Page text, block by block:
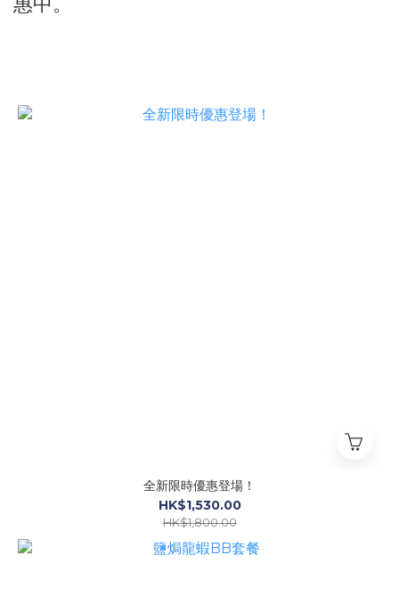
全新限時優惠登場！
HK$1,530.00
HK$1,800.00